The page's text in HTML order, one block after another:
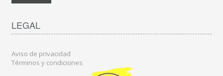
LEGAL
Aviso de privacidad
Términos y condiciones